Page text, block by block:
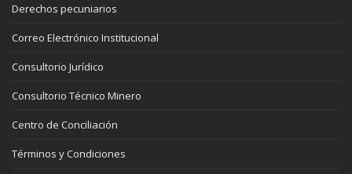
Derechos pecuniarios
Correo Electrónico Institucional
Consultorio Jurídico
Consultorio Técnico Minero
Centro de Conciliación
Términos y Condiciones